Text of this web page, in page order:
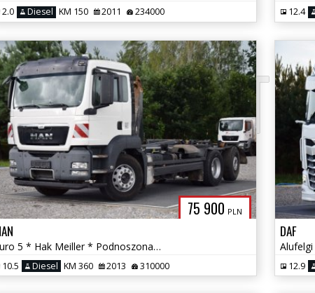
2.0 Diesel KM 150 2011 234000 12.4
75 900 PLN
Euro 5 * Hak Meiller * Podnoszona/Skrętna Oś * Kamera Cofania *
10.5 Diesel KM 360 2013 310000
DAF
12.9